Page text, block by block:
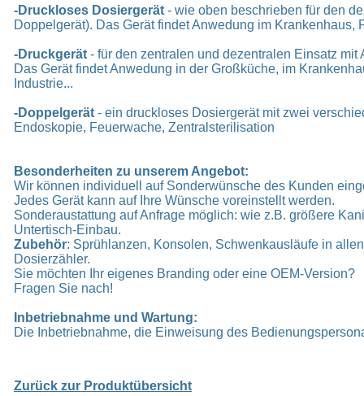
-Druckloses Dosiergerät - wie oben beschrieben für den
Doppelgerät). Das Gerät findet Anwedung
-Druckgerät - für den zentralen und dezentralen Einsatz
Das Gerät findet Anwedung in der Großküche, im
Industrie...
-Doppelgerät - ein druckloses Dosiergerät mit zwei
Endoskopie, Feuerwache, Zentralsterilisation
Besonderheiten zu unserem Angebot:
Wir können individuell auf Sonderwünsche des Kunden
Jedes Gerät kann auf Ihre Wünsche voreinstellt werden.
Sonderaustattung auf Anfrage möglich: wie z.B. größere
Untertisch-Einbau.
Zubehör: Sprühlanzen, Konsolen, Schwenkausläufe in
Dosierzähler.
Sie möchten Ihr eigenes Branding oder eine OEM-Version?
Fragen Sie nach!
Inbetriebnahme und Wartung:
Die Inbetriebnahme, die Einweisung des
Zurück zur Produktübersicht